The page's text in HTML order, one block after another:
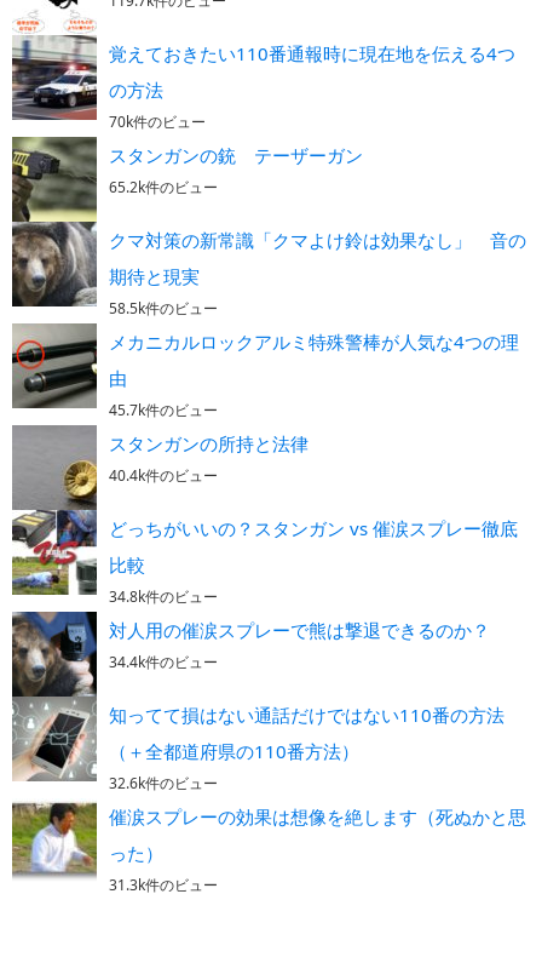
覚えておきたい110番通報時に現在地を伝える4つ
の方法
70k件のビュー
スタンガンの銃 テーザーガン
65.2k件のビュー
クマ対策の新常識「クマよけ鈴は効果なし」 音の
期待と現実
58.5k件のビュー
メカニカルロックアルミ特殊警棒が人気な4つの理
由
45.7k件のビュー
スタンガンの所持と法律
40.4k件のビュー
どっちがいいの？スタンガン vs 催涙スプレー徹底
比較
34.8k件のビュー
対人用の催涙スプレーで熊は撃退できるのか？
34.4k件のビュー
知ってて損はない通話だけではない110番の方法
（＋全都道府県の110番方法）
32.6k件のビュー
催涙スプレーの効果は想像を絶します（死ぬかと思
った）
31.3k件のビュー